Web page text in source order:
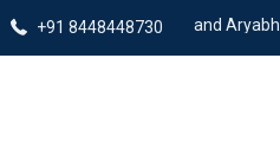
+91 8448448730
University and Aryabhatta